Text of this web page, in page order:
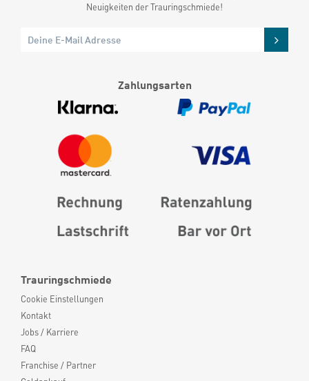
Trauringschmiede
Cookie Einstellungen
Kontakt
Jobs / Karriere
FAQ
Franchise / Partner
Neuigkeiten der Trauringschmiede!
Zahlungsarten